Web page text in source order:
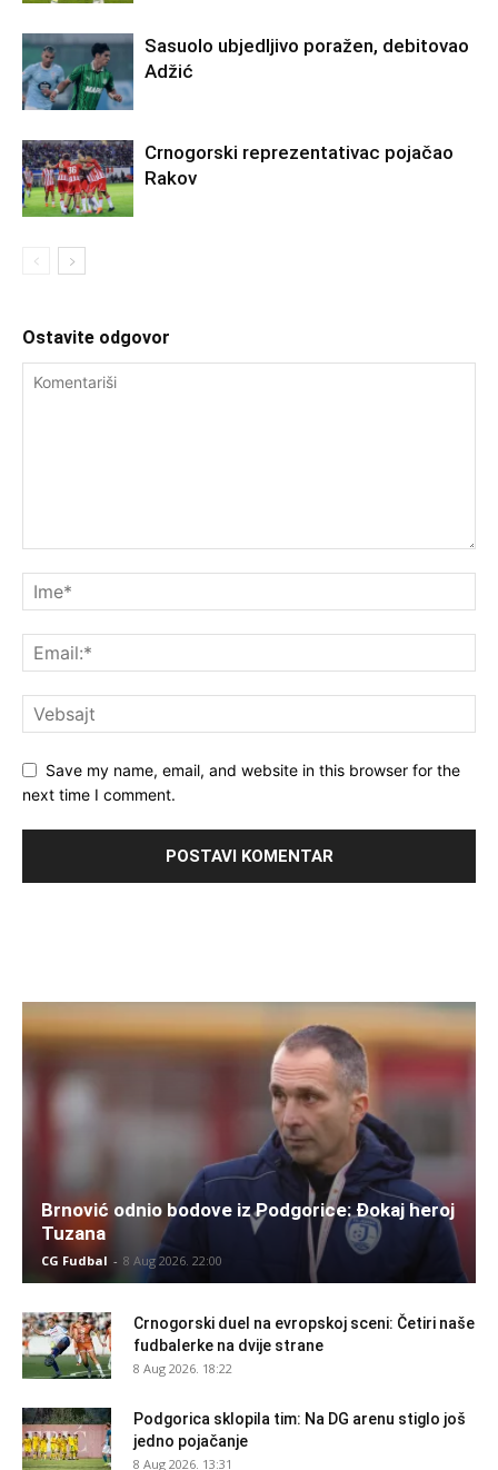
Sasuolo ubjedljivo poražen, debitovao
Adžić
Crnogorski reprezentativac pojačao
Rakov
Ostavite odgovor
Save my name, email, and website in this browser for the
next time I comment.
Brnović odnio bodove iz Podgorice: Đokaj heroj
Tuzana
CG Fudbal - 8 Aug 2026. 22:00
Crnogorski duel na evropskoj sceni: Četiri naše
fudbalerke na dvije strane
8 Aug 2026. 18:22
Podgorica sklopila tim: Na DG arenu stiglo još
jedno pojačanje
8 Aug 2026. 13:31